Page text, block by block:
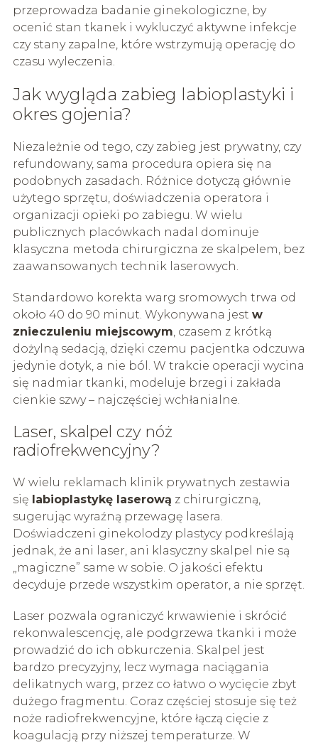
przeprowadza badanie ginekologiczne, by
ocenić stan tkanek i wykluczyć aktywne infekcje
czy stany zapalne, które wstrzymują operację do
czasu wyleczenia.
Jak wygląda zabieg labioplastyki i
okres gojenia?
Niezależnie od tego, czy zabieg jest prywatny, czy
refundowany, sama procedura opiera się na
podobnych zasadach. Różnice dotyczą głównie
użytego sprzętu, doświadczenia operatora i
organizacji opieki po zabiegu. W wielu
publicznych placówkach nadal dominuje
klasyczna metoda chirurgiczna ze skalpelem, bez
zaawansowanych technik laserowych.
Standardowo korekta warg sromowych trwa od
około 40 do 90 minut. Wykonywana jest w
znieczuleniu miejscowym, czasem z krótką
dożylną sedacją, dzięki czemu pacjentka odczuwa
jedynie dotyk, a nie ból. W trakcie operacji wycina
się nadmiar tkanki, modeluje brzegi i zakłada
cienkie szwy – najczęściej wchłanialne.
Laser, skalpel czy nóż
radiofrekwencyjny?
W wielu reklamach klinik prywatnych zestawia
się labioplastykę laserową z chirurgiczną,
sugerując wyraźną przewagę lasera.
Doświadczeni ginekolodzy plastycy podkreślają
jednak, że ani laser, ani klasyczny skalpel nie są
„magiczne” same w sobie. O jakości efektu
decyduje przede wszystkim operator, a nie sprzęt.
Laser pozwala ograniczyć krwawienie i skrócić
rekonwalescencję, ale podgrzewa tkanki i może
prowadzić do ich obkurczenia. Skalpel jest
bardzo precyzyjny, lecz wymaga naciągania
delikatnych warg, przez co łatwo o wycięcie zbyt
dużego fragmentu. Coraz częściej stosuje się też
noże radiofrekwencyjne, które łączą cięcie z
koagulacją przy niższej temperaturze. W